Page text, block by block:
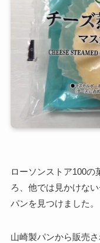
ローソンストア100の
ろ、他では見かけな
パンを見つけました。
山崎製パンから販売